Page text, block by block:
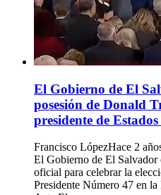
El Gobierno de El
posesión de Donald
presidente de
Francisco LópezHace 2
El Gobierno de El Salvador
oficial para celebrar la
Presidente Número 47 en